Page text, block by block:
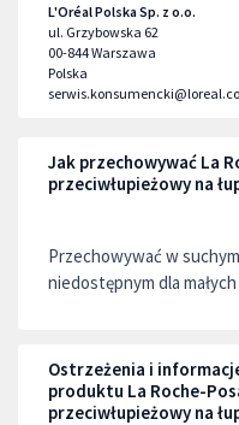
L'Oréal Polska Sp. z o.o.
ul. Grzybowska 62
00-844Warszawa
Polska
Jak przechowywać La
przeciwłupieżowy na
Przechowywać w
niedostępnym dla
Ostrzeżenia i
produktu La Roche-
przeciwłupieżowy na